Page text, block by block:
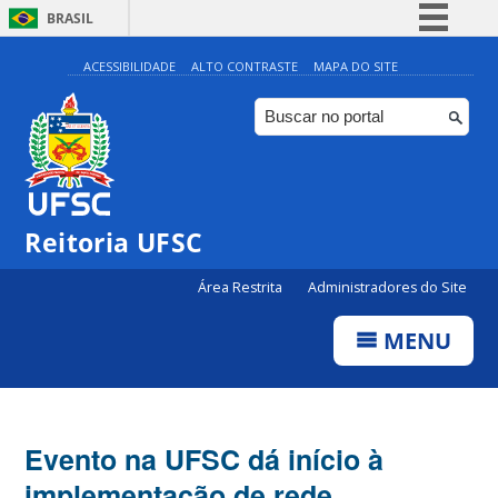
BRASIL
Simplifique!
Comunica BR
Participe
ACESSIBILIDADE ALTO CONTRASTE MAPA DO SITE
Reitoria UFSC
Área Restrita Administradores do Site
MENU
Evento na UFSC dá início à